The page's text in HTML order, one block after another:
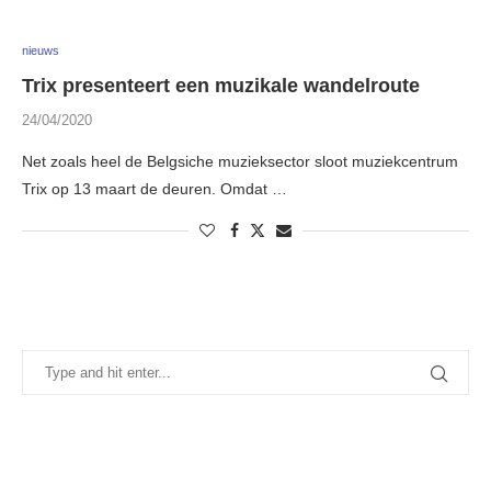
nieuws
Trix presenteert een muzikale wandelroute
24/04/2020
Net zoals heel de Belgsiche muzieksector sloot muziekcentrum
Trix op 13 maart de deuren. Omdat …